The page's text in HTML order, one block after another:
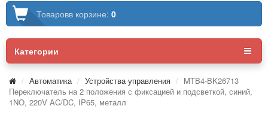
Товаровв корзине: 0
Категории
Автоматика Устройства управления
MTB4-BK26713
Переключатель на 2 положения с фиксацией и подсветкой, синий,
1NO, 220V AC/DC, IP65, металл